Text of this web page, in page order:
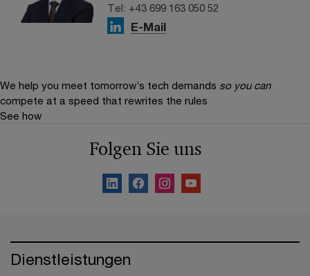
Tel: +43 699 163 050 52
E-Mail
We help you meet tomorrow’s tech demands so you can
compete at a speed that rewrites the rules
See how
Folgen Sie uns
Dienstleistungen